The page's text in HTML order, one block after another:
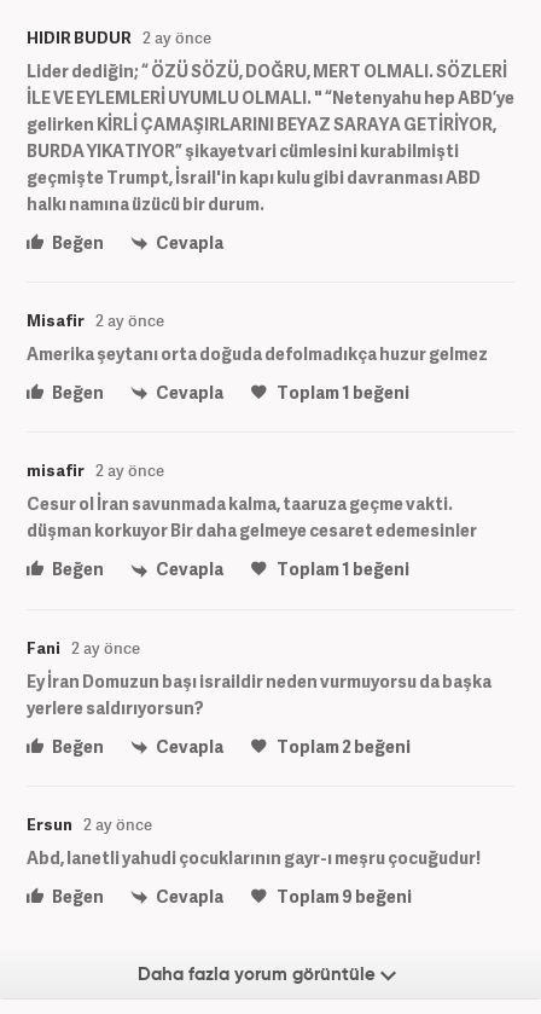
HIDIR BUDUR 2 ay önce
Lider dediğin; “ ÖZÜ SÖZÜ, DOĞRU, MERT OLMALI. SÖZLERİ
İLE VE EYLEMLERİ UYUMLU OLMALI. " “Netenyahu hep ABD’ye
gelirken KİRLİ ÇAMAŞIRLARINI BEYAZ SARAYA GETİRİYOR,
BURDA YIKATIYOR” şikayetvari cümlesini kurabilmişti
geçmişte Trumpt, İsrail'in kapı kulu gibi davranması ABD
halkı namına üzücü bir durum.
Beğen
Cevapla
Misafir 2 ay önce
Amerika şeytanı orta doğuda defolmadıkça huzur gelmez
Beğen
Cevapla Toplam1 beğeni
misafir 2 ay önce
Cesur ol İran savunmada kalma, taaruza geçme vakti.
düşman korkuyor Bir daha gelmeye cesaret edemesinler
Beğen
Cevapla Toplam1 beğeni
Fani 2 ay önce
Ey İran Domuzun başı israildir neden vurmuyorsu da başka
yerlere saldırıyorsun?
Beğen
Cevapla Toplam2 beğeni
Ersun 2 ay önce
Abd, lanetli yahudi çocuklarının gayr-ı meşru çocuğudur!
Beğen
Cevapla Toplam9 beğeni
Daha fazla yorum görüntüle